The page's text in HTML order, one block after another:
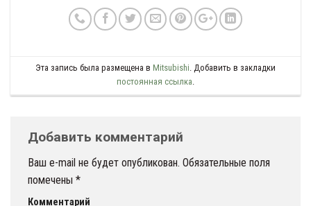
Эта запись была размещена в Mitsubishi. Добавить в закладки
постоянная ссылка.
Добавить комментарий
Ваш e-mail не будет опубликован. Обязательные поля
помечены *
Комментарий